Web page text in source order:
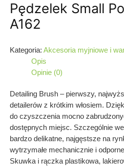
Pędzelek Small
A162
Kategoria: Akcesoria myjniowe i
Opis
Opinie (0)
Detailing Brush – pierwszy,
detailerów z krótkim włosiem.
do czyszczenia mocno
dostępnych miejsc. Szczególnie
bardzo delikatne, najgęstsze na
wytrzymałe mechanicznie i
Skuwka i rączka plastikowa,